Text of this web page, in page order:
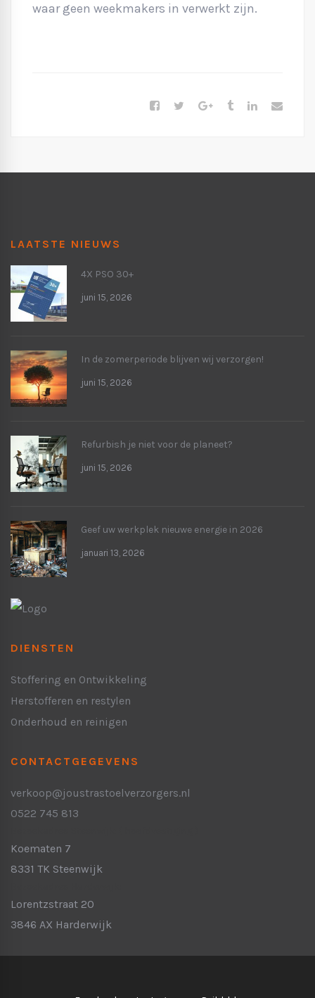
waar geen weekmakers in verwerkt zijn.
LAATSTE NIEUWS
4X PSO 30+
juni 15, 2026
In de zomerperiode blijven wij verzorgen!
juni 15, 2026
Refurbish je niet voor de planeet?
juni 15, 2026
Geef uw werkplek nieuwe energie in 2026
januari 13, 2026
DIENSTEN
Stoffering en Ontwikkeling
Herstofferen en restylen
Onderhoud en reinigen
CONTACTGEGEVENS
verkoop@joustrastoelverzorgers.nl
0522 745 813
Koematen 7
8331 TK Steenwijk
Lorentzstraat 20
3846 AX Harderwijk